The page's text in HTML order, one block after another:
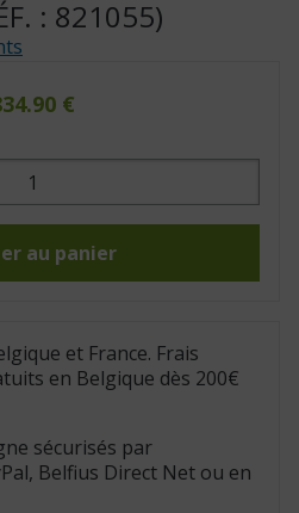
: 821055)
€
au panier
et France. Frais
en Belgique dès 200€
sécurisés par
Belfius Direct Net ou en